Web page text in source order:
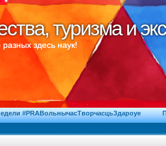
туризма и
туризма и
здесь наук!
#PRAВольнычасТворчасцьЗдароуе